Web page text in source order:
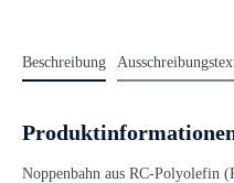
Beschreibung
Noppenbahn aus RC-Polyolefin